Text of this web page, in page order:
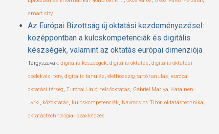
smart city
Az Európai Bizottság új oktatási kezdeményezéseI:
középpontban a kulcskompetenciák és digitális
készségek, valamint az oktatás európai dimenziója
Tárgyszavak: digitális készségek, digitális oktatás, digitális oktatási
cselekvési terv, digitális tanulás, élethosszig tartó tanulás, európai
oktatási térség, Európai Unió, felsőoktatás, Gabriel Mariya, Katainen
Jyrki, közoktatás, kulcskompetenciák, Navracsics Tibor, oktatástechnika,
oktatástechnológia, szakképzés